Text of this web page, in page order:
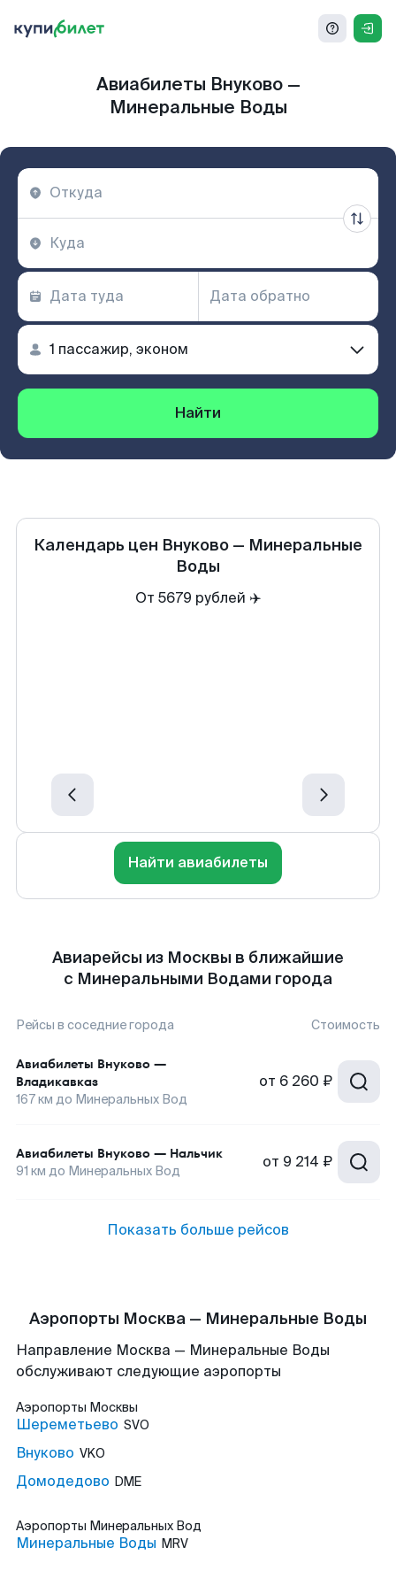
Авиабилеты Внуково —
Минеральные Воды
Найти
Календарь цен Внуково — Минеральные
Воды
От 5679 рублей ✈️
Найти авиабилеты
Авиарейсы из Москвы в ближайшие
с Минеральными Водами города
Рейсы в соседние города Стоимость
Авиабилеты Внуково —
Владикавказ
167км до Минеральных Вод
от 6 260 ₽
Авиабилеты Внуково — Нальчик
91 км до Минеральных Вод от 9 214 ₽
Показать больше рейсов
Аэропорты Москва — Минеральные Воды
Направление Москва — Минеральные Воды
обслуживают следующие аэропорты
Аэропорты Москвы
Шереметьево SVO
Внуково VKO
Домодедово DME
Аэропорты Минеральных Вод
Минеральные Воды MRV